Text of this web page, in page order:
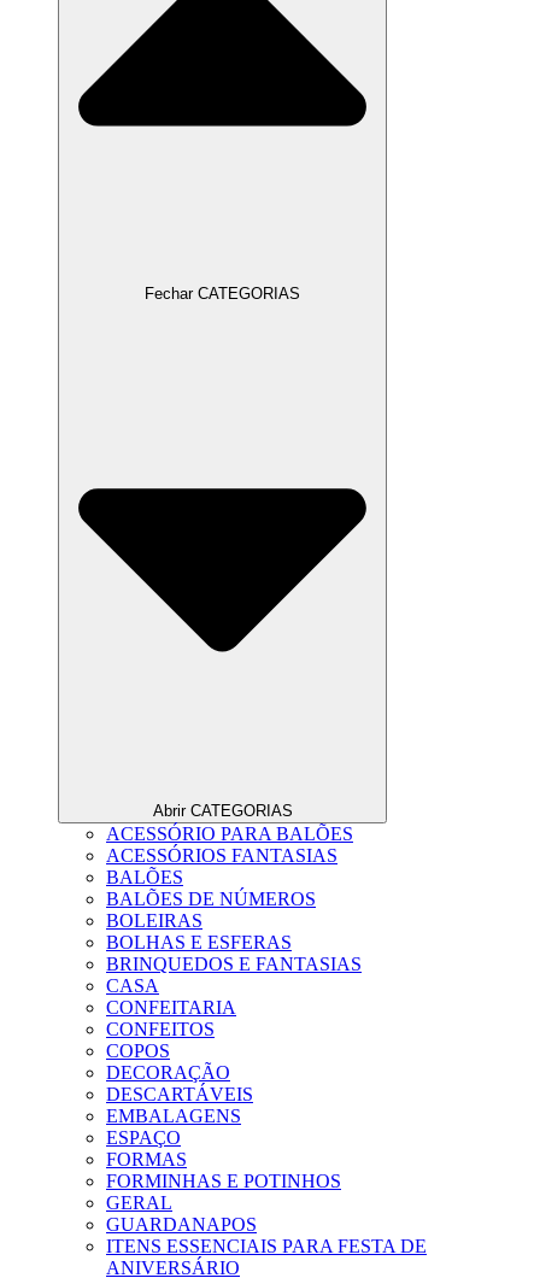
Fechar CATEGORIAS
Abrir CATEGORIAS
ACESSÓRIO PARA BALÕES
ACESSÓRIOS FANTASIAS
BALÕES
BALÕES DE NÚMEROS
BOLEIRAS
BOLHAS E ESFERAS
BRINQUEDOS E FANTASIAS
CASA
CONFEITARIA
CONFEITOS
COPOS
DECORAÇÃO
DESCARTÁVEIS
EMBALAGENS
ESPAÇO
FORMAS
FORMINHAS E POTINHOS
GERAL
GUARDANAPOS
ITENS ESSENCIAIS PARA FESTA DE
ANIVERSÁRIO